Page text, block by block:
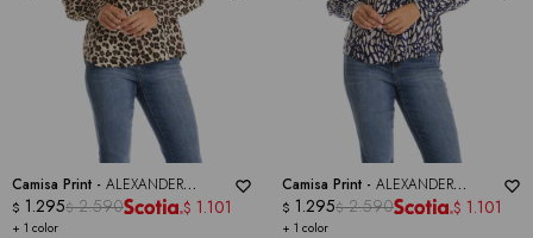
Camisa Print - ALEXANDER
JORDAN
+ 1 color
$ 1.295$ 2.590 $ 1.101
Camisa Print - ALEXANDER
JORDAN
+ 1 color
$ 1.295$ 2.590 $ 1.101